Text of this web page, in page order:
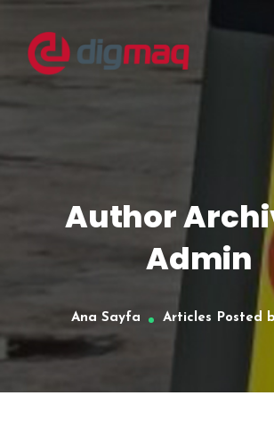
Author
Admin
Ana Sayfa Articles Posted